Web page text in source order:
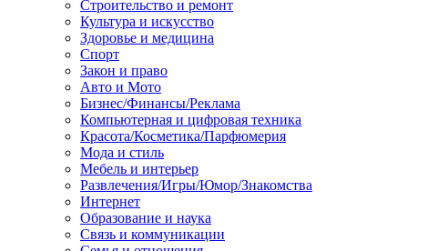
Строительство и ремонт
Культура и искусство
Здоровье и медицина
Спорт
Закон и право
Авто и Мото
Бизнес/Финансы/Реклама
Компьютерная и цифровая техника
Красота/Косметика/Парфюмерия
Мода и стиль
Мебель и интерьер
Развлечения/Игры/Юмор/Знакомства
Интернет
Образование и наука
Связь и коммуникации